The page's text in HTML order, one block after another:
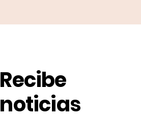
Recibe
noticias